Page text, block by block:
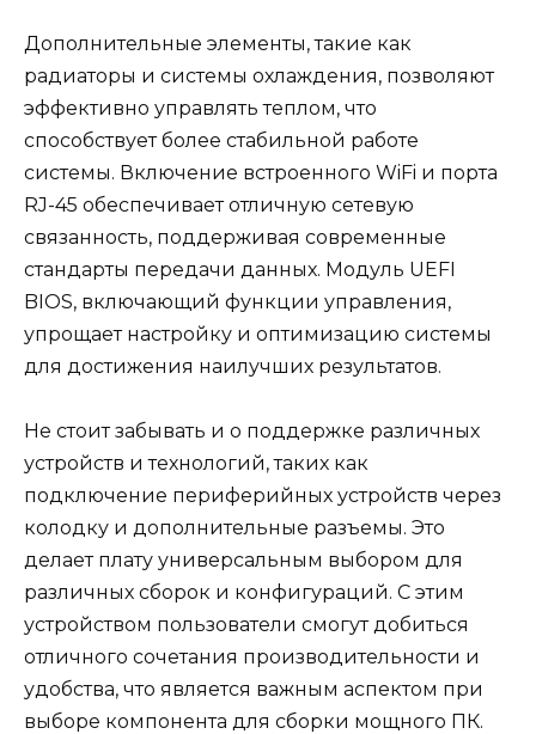
Дополнительные элементы, такие как
радиаторы и системы охлаждения, позволяют
эффективно управлять теплом, что
способствует более стабильной работе
системы. Включение встроенного WiFi и порта
RJ-45 обеспечивает отличную сетевую
связанность, поддерживая современные
стандарты передачи данных. Модуль UEFI
BIOS, включающий функции управления,
упрощает настройку и оптимизацию системы
для достижения наилучших результатов.
Не стоит забывать и о поддержке различных
устройств и технологий, таких как
подключение периферийных устройств через
колодку и дополнительные разъемы. Это
делает плату универсальным выбором для
различных сборок и конфигураций. С этим
устройством пользователи смогут добиться
отличного сочетания производительности и
удобства, что является важным аспектом при
выборе компонента для сборки мощного ПК.